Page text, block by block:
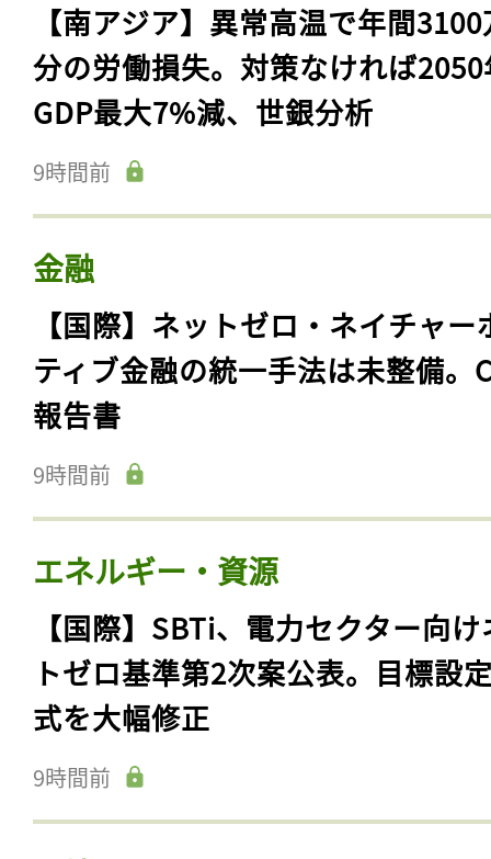
【南アジア】異常高温で年間
分の労働損失。対策なければ
GDP最大7%減、世銀分析
9時間前
金融
【国際】ネットゼロ・ネイチャー
ティブ金融の統一手法は未整備。
報告書
9時間前
エネルギー・資源
【国際】SBTi、電力セクター向
トゼロ基準第2次案公表。目標設
式を大幅修正
9時間前